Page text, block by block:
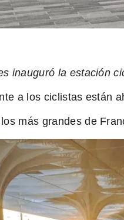
inauguró la estación
a los ciclistas están
más grandes de